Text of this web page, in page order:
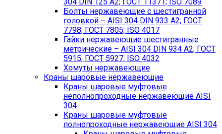
Болты нержавеющие с шестигранной
головкой – AISI 304 DIN 933 A2; ГОСТ
7798; ГОСТ 7805; ISO 4017
Гайки нержавеющие шестигранные
метрические – AISI 304 DIN 934 А2; ГОСТ
5915; ГОСТ 5927; ISO 4032
Хомуты нержавеющие
Краны шаровые нержавеющие
Краны шаровые муфтовые
неполнопроходные нержавеющие AISI
304
Краны шаровые муфтовые
полнопроходные нержавеющие AISI 304